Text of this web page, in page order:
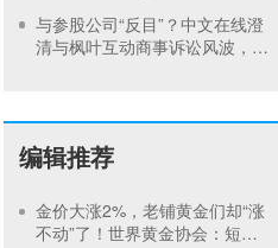
与参股公司“反目”？中文在线澄
清与枫叶互动商事诉讼风波，重
编辑推荐
金价大涨2%，老铺黄金们却“涨
不动”了！世界黄金协会：短期